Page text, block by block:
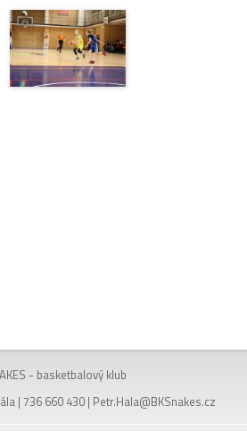
- basketbalový klub
| 736 660 430 | Petr.Hala@BKSnakes.cz